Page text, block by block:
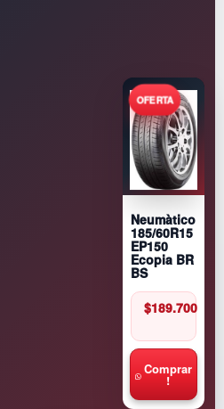
Neumàtico
185/60R15
EP150
Ecopia BR
BS
$189.700
Comprar
!